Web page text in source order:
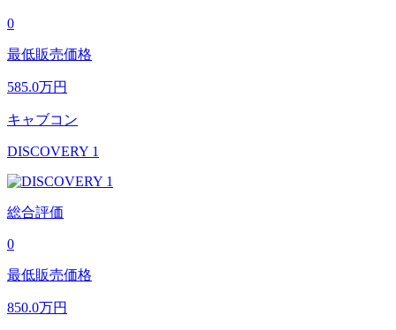
0
最低販売価格
585.0万円
キャブコン
DISCOVERY 1
総合評価
0
最低販売価格
850.0万円